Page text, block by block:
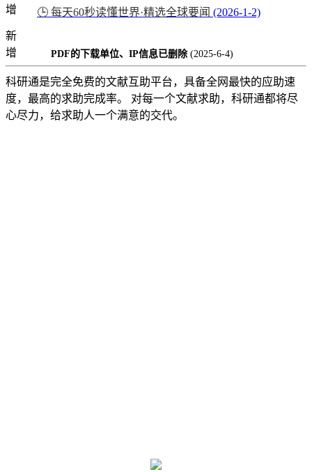
增
🕒 每天60秒读懂世界·精选全球要闻 (2026-1-2)
新
增
PDF的下载单位、IP信息已删除 (2025-6-4)
科研通是完全免费的文献互助平台，具备全网最快的应助速
度，最高的求助完成率。 对每一个文献求助，科研通都将尽
心尽力，给求助人一个满意的交代。